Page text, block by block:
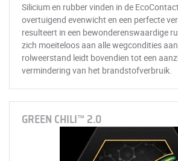
Silicium en rubber vinden in de
overtuigend evenwicht en een perfecte
resulteert in een bewonderenswaardige
zich moeiteloos aan alle wegcondities
rolweerstand leidt bovendien tot een
vermindering van het brandstofverbruik.
GREEN CHILI™ 2.0